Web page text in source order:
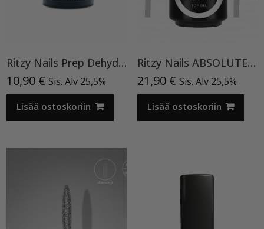
Ritzy Nails Prep Dehydrator
10,90 € Sis. Alv 25,5%
Lisää ostoskoriin
Ritzy Nails ABSOLUTE Top Gel 15ml. HEMA FREE -TPO vapaa. Uv/Led, 15 ml
21,90 € Sis. Alv 25,5%
Lisää ostoskoriin